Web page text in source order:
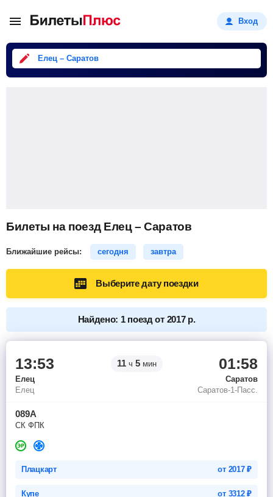
Вход
Елец – Саратов
Билеты на поезд Елец – Саратов
Ближайшие рейсы: сегодня завтра
Выберите дату поездки
Найдено: 1 поезд от 2017 р.
13:53 11ч 5мин 01:58
Елец
Саратов
Елец
Саратов-1-Пасс.
089А
СК ФПК
Плацкарт от 2017₽
Купе от 3312₽